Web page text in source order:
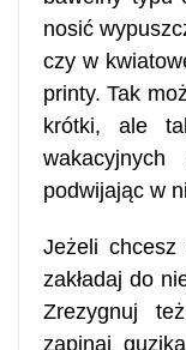
nosić
czy w
printy. Tak
krótki, ale
podwijając w
Jeżeli
zakładaj do
Zrezygnuj
zapinaj